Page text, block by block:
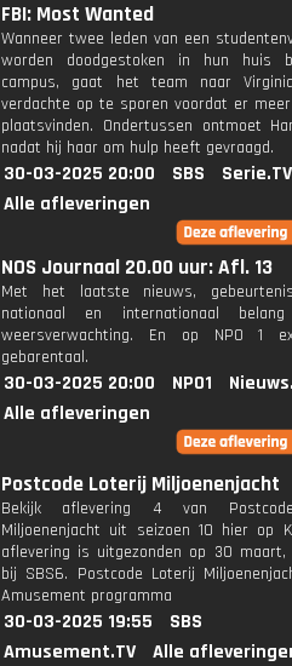
FBI: Most Wanted
Wanneer twee leden van een
worden doodgestoken in hun huis
campus, gaat het team naar
verdachte op te sporen voordat er
plaatsvinden. Ondertussen ontmoet
nadat hij haar om hulp heeft gevraagd.
30-03-2025 20:00 SBS
Serie.TV
Alle afleveringen
NOS Journaal 20.00 uur: Afl. 13
Met het laatste nieuws,
nationaal en internationaal
weersverwachting. En op NPO 1
gebarentaal.
30-03-2025 20:00 NPO1
Alle afleveringen
Postcode Loterij Miljoenenjacht
Bekijk aflevering 4 van
Miljoenenjacht uit seizoen 10 hier op
aflevering is uitgezonden op 30 maart,
bij SBS6. Postcode Loterij
Amusement programma
30-03-2025 19:55
SBS
Amusement.TV
Alle